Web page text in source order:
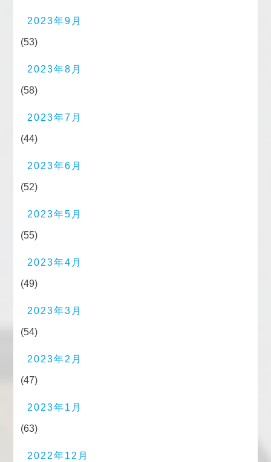
2023年9月
(53)
2023年8月
(58)
2023年7月
(44)
2023年6月
(52)
2023年5月
(55)
2023年4月
(49)
2023年3月
(54)
2023年2月
(47)
2023年1月
(63)
2022年12月